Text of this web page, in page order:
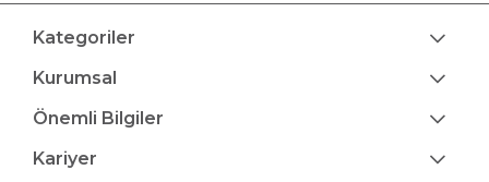
Kategoriler
Kurumsal
Önemli Bilgiler
Kariyer